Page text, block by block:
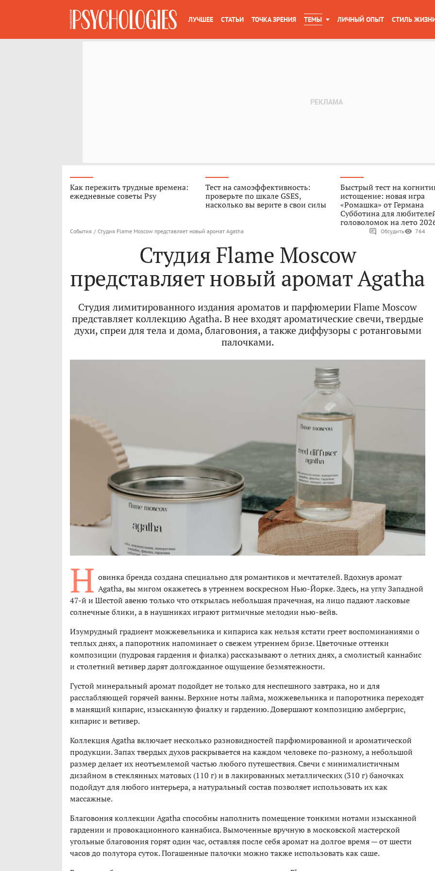
ЛУЧШЕЕ СТАТЬИ ТОЧКА ЗРЕНИЯ ТЕМЫ ЛИЧНЫЙ ОПЫТ СТИЛЬ
Как пережить трудные времена:
ежедневные советы Psy
Тест на самоэффективность:
проверьте по шкале GSES,
насколько вы верите в свои силы
Быстрый тест на
истощение: новая игра
«Ромашка» от Германа
Субботина для
головоломок на лето
События / Студия Flame Moscow представляет новый аромат Agatha Обсудить 764
Студия Flame Moscow
представляет новый аромат Agatha
Студия лимитированного издания ароматов и парфюмерии Flame Moscow
представляет коллекцию Agatha. В нее входят ароматические свечи, твердые
духи, спреи для тела и дома, благовония, а также диффузоры с ротанговыми
палочками.
Н овинка бренда создана специально для романтиков и мечтателей. Вдохнув аромат
Agatha, вы мигом окажетесь в утреннем воскресном Нью-Йорке. Здесь, на углу Западной
47-й и Шестой авеню только что открылась небольшая прачечная, на лицо падают ласковые
солнечные блики, а в наушниках играют ритмичные мелодии нью-вейв.
Изумрудный градиент можжевельника и кипариса как нельзя кстати греет воспоминаниями о
теплых днях, а папоротник напоминает о свежем утреннем бризе. Цветочные оттенки
композиции (пудровая гардения и фиалка) рассказывают о летних днях, а смолистый каннабис
и столетний ветивер дарят долгожданное ощущение безмятежности.
Густой минеральный аромат подойдет не только для неспешного завтрака, но и для
расслабляющей горячей ванны. Верхние ноты лайма, можжевельника и папоротника переходят
в манящий кипарис, изысканную фиалку и гардению. Довершают композицию амбергрис,
кипарис и ветивер.
Коллекция Agatha включает несколько разновидностей парфюмированной и ароматической
продукции. Запах твердых духов раскрывается на каждом человеке по-разному, а небольшой
размер делает их неотъемлемой частью любого путешествия. Свечи с минималистичным
дизайном в стеклянных матовых (110 г) и в лакированных металлических (310 г) баночках
подойдут для любого интерьера, а натуральный состав позволяет использовать их как
массажные.
Благовония коллекции Agatha способны наполнить помещение тонкими нотами изысканной
гардении и провокационного каннабиса. Вымоченные вручную в московской мастерской
угольные благовония горят один час, оставляя после себя аромат на долгое время — от шести
часов до полутора суток. Погашенные палочки можно также использовать как саше.